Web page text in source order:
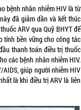
bệnh nhân nhiễm HIV là từ
đã giảm dần và kết thúc
ARV qua Quỹ BHYT để
tính bền vững cho công tác
thanh toán điều trị thuốc
các bệnh nhân nhiễm HIV.
giúp người nhiễm HIV
là khi điều trị ARV là liên